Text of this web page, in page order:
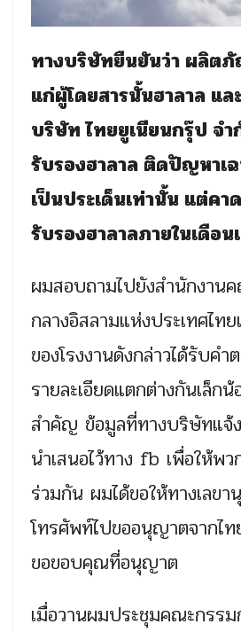
ทางบริษัทยืนยันว่า ผลิต
แก่ผู้โดยสารนั้นฮาลาล แล
บริษัท ไทยยูเนียนกรุ๊ป จำ
รับรองฮาลาล ติดปัญหาเ
เป็นประเด็นเท่านั้น แต่คา
รับรองฮาลาลภายในเดือ
ผมสอบถามไปยังสำนักงาน
กลางอิสลามแห่งประเทศไท
ของโรงงานดังกล่าวได้รับค
รายละเอียดแตกต่างกันเล็กน้
สำคัญ ข้อมูลที่ทางบริษัทแจ้
นำเสนอไว้ทาง fb เพื่อให้พว
ร่วมกัน ผมได้ขอให้ทางเลขา
โทรศัพท์ไปขออนุญาตจากไ
ขอขอบคุณที่อนุญาต
เมื่อวานผมประชุมคณะกรร